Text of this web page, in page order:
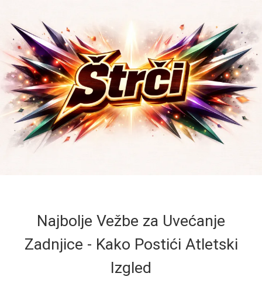
Najbolje Vežbe za Uvećanje
Zadnjice - Kako Postići Atletski
Izgled